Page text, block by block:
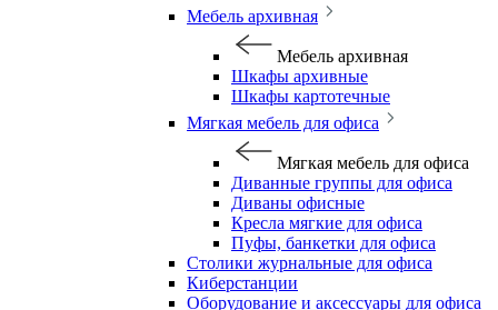
Мебель архивная
Мебель архивная
Шкафы архивные
Шкафы картотечные
Мягкая мебель для офиса
Мягкая мебель для офиса
Диванные группы для офиса
Диваны офисные
Кресла мягкие для офиса
Пуфы, банкетки для офиса
Столики журнальные для офиса
Киберстанции
Оборудование и аксессуары для офиса